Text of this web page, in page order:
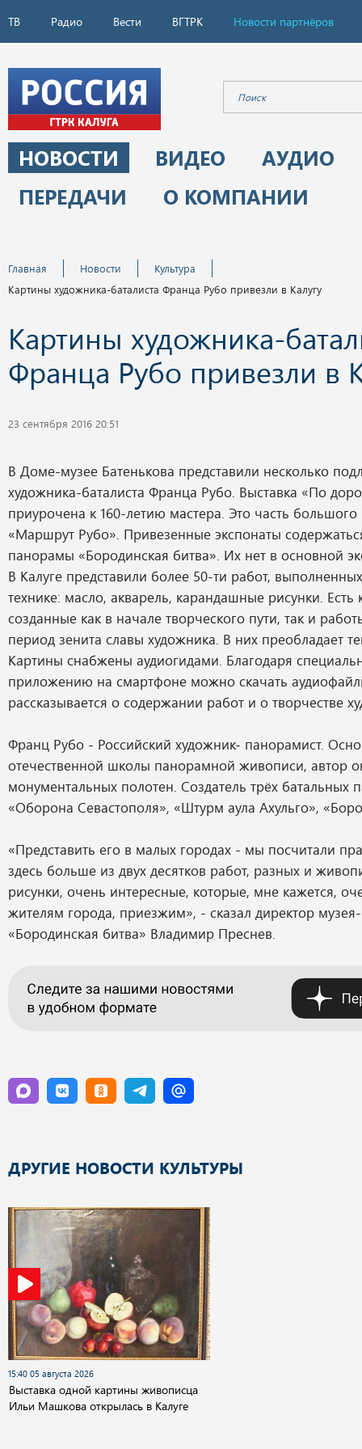
ТВ Радио Вести ВГТРК Новости партнёров
НОВОСТИ ВИДЕО
АУДИО
ПЕРЕДАЧИ
О КОМПАНИИ
Главная Новости
Культура
Картины художника-баталиста Франца Рубо привезли в Калугу
Картины художника-
Франца Рубо привезли в
23 сентября 2016 20:51
В Доме-музее Батенькова представили несколько
художника-баталиста Франца Рубо. Выставка «По
приурочена к 160-летию мастера. Это часть большого
«Маршрут Рубо». Привезенные экспонаты
панорамы «Бородинская битва». Их нет в основной
В Калуге представили более 50-ти работ,
технике: масло, акварель, карандашные рисунки. Есть
созданные как в начале творческого пути, так и
период зенита славы художника. В них преобладает
Картины снабжены аудиогидами. Благодаря
приложению на смартфоне можно скачать
рассказывается о содержании работ и о творчестве
Франц Рубо - Российский художник- панорамист.
отечественной школы панорамной живописи, автор
монументальных полотен. Создатель трёх батальных
«Оборона Севастополя», «Штурм аула Ахульго»,
«Представить его в малых городах - мы посчитали
здесь больше из двух десятков работ, разных и
рисунки, очень интересные, которые, мне кажется,
жителям города, приезжим», - сказал директор
«Бородинская битва» Владимир Преснев.
ДРУГИЕ НОВОСТИ КУЛЬТУРЫ
15:40 05 августа 2026
Выставка одной картины живописца
Ильи Машкова открылась в Калуге